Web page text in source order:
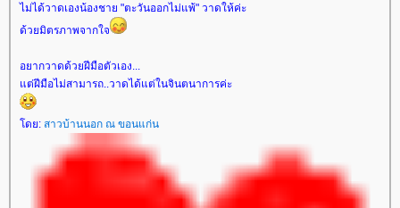
ไม่ได้วาดเองน้องชาย "ตะวันออกไม่แพ้" วาดให้ค่ะ
ด้วยมิตรภาพจากใจ
อยากวาดด้วยฝีมือตัวเอง...
ต่ฝีมือไม่สามารถ..วาดได้แต่ในจินตนาการค่ะ
ดย: สาวบ้านนอก ณ ขอนแก่น